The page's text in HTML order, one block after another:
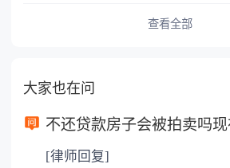
查看全部
大家也在问
[律师回复]